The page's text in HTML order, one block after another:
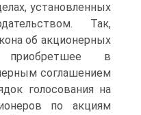
установленных
Так,
об акционерных
приобретшее в
соглашением
голосования на
по акциям